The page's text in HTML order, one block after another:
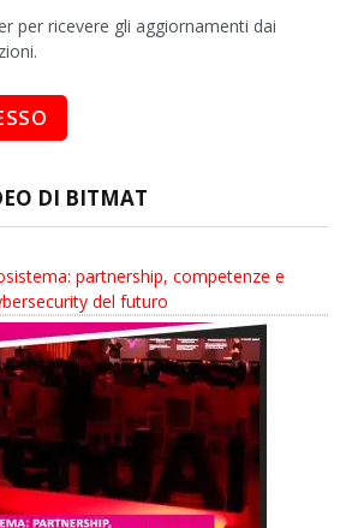
per ricevere gli aggiornamenti dai
DI BITMAT
partnership, competenze e
del futuro